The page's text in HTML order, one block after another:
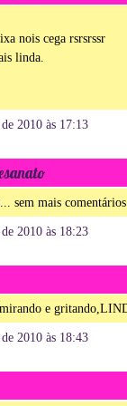
nois cega rsrsrssr
linda.
2010 às 17:13
sem mais comentários.
2010 às 18:23
e
2010 às 18:43